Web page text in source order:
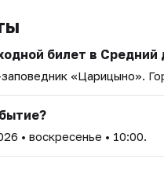
билет в Средний
«Царицыно».
• воскресенье • 10:00.